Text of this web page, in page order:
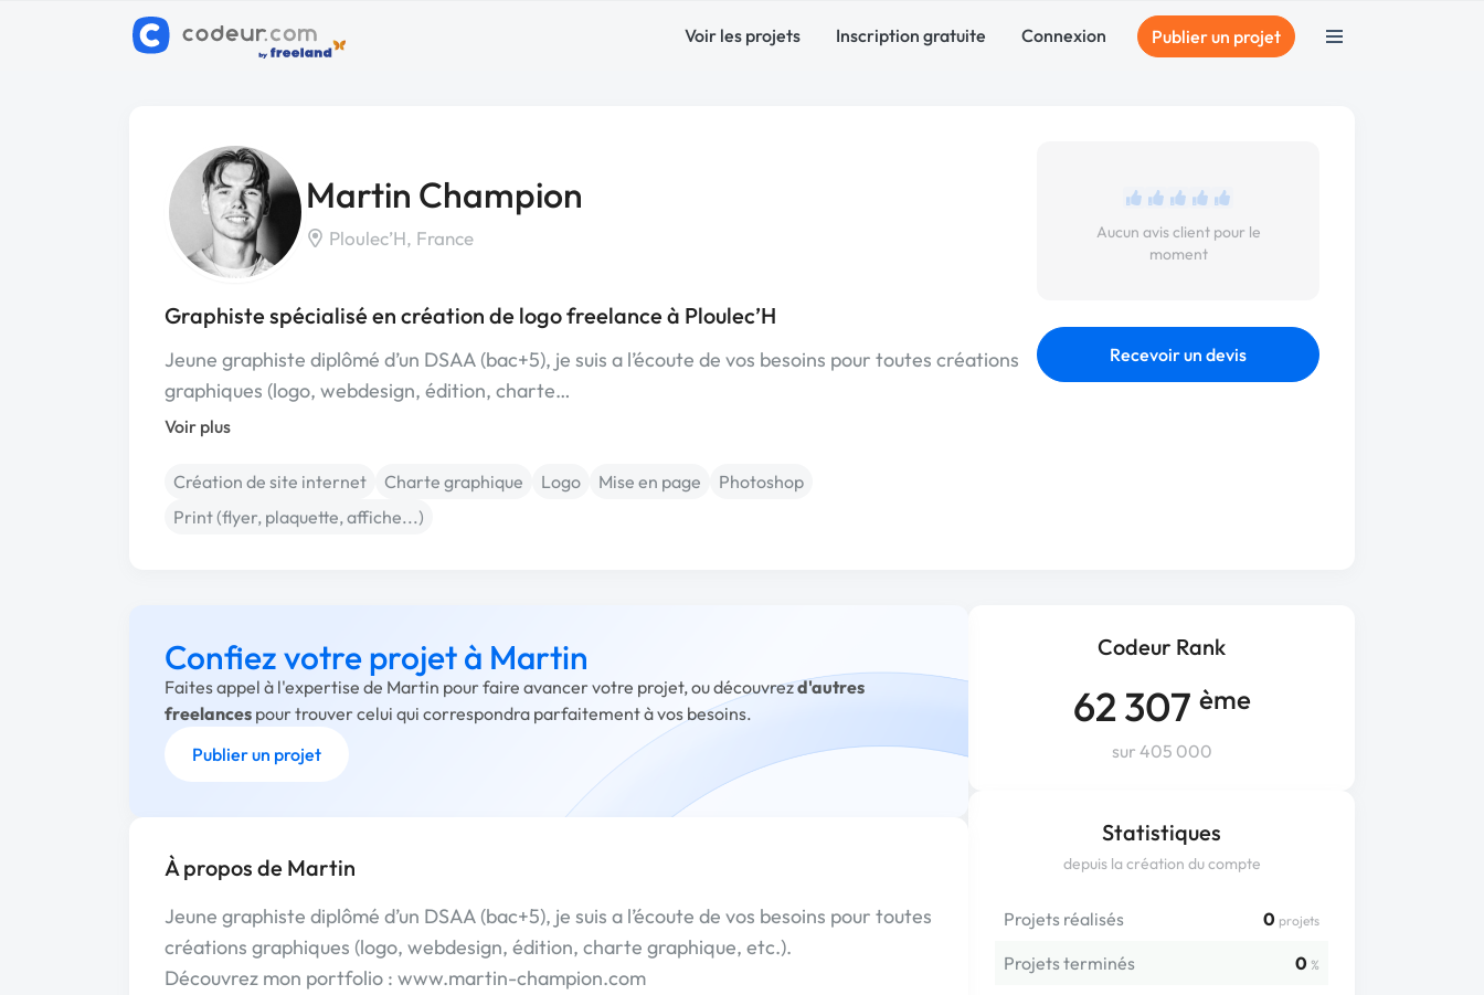
Voir les projets Inscription gratuite Connexion Publier un projet
Martin Champion
Ploulec’H, France
Graphiste spécialisé en création de logo freelance à Ploulec’H
Jeune graphiste diplômé d’un DSAA (bac+5), je suis a l’écoute de vos besoins pour toutes créations
graphiques (logo, webdesign, édition, charte…
Voir plus
Création de site internet Charte graphique Logo Mise en page
Photoshop
Print (flyer, plaquette, affiche...)
Aucun avis client pour le
moment
Recevoir un devis
Codeur Rank
62 307 ème
sur 405 000
Statistiques
depuis la création du compte
Projets réalisés 0 projets
Projets terminés 0 %
Confiez votre projet à Martin
Faites appel à l'expertise de Martin pour faire avancer votre projet, ou découvrezd'autres
freelances pour trouver celui qui correspondra parfaitement à vos besoins.
Publier un projet
À propos de Martin
Jeune graphiste diplômé d’un DSAA (bac+5), je suis a l’écoute de vos besoins pour toutes
créations graphiques (logo, webdesign, édition, charte graphique, etc.).
Découvrez mon portfolio : www.martin-champion.com